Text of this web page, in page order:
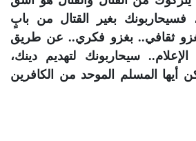
بغير القتال من بابٍ
ثقافي.. بغزو فكري.. عن طريق
سيحاربونك لتهديم دينك،
أيها المسلم الموحد من الكافرين